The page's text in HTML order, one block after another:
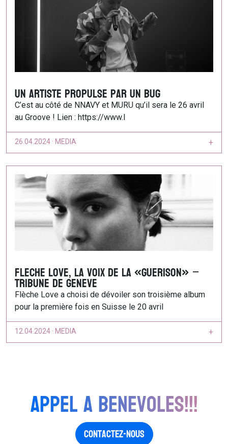
Un artiste propulse par un bug
C’est au côté de NNAVY et MURU qu’il sera le 26 avril
au Groove ! Lien : https://www.l
26.04.2024 · MEDIA +
Fleche Love, la voix de la «Guerison» –
Tribune de geneve
Flèche Love a choisi de dévoiler son troisième album
pour la première fois en Suisse le 20 avril
12.04.2024 · MEDIA +
Appel a benevoles!!!
Contactez-nous